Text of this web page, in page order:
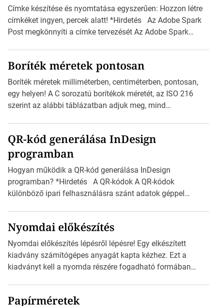
Címke készítése és nyomtatása egyszerűen: Hozzon létre
címkéket ingyen, percek alatt! *Hirdetés Az Adobe Spark
Post megkönnyíti a címke tervezését Az Adobe Spark
igazán foroghatnak a kreatív fogaskerekek, miközben
zajlik a saját címke készítése. Hogyan készítsünk címkét?
Válasszon méretet és alakot: Válassza ki a kívánt címke
méretét. Akár néhány […]
Boríték méretek pontosan
Boríték méretek milliméterben, centiméterben, pontosan,
egy helyen! A C sorozatú borítékok méretét, az ISO 216
szerint az alábbi táblázatban adjuk meg, mind
mutatja az A4-es papírlaphoz viszonyítva. Az amerikai és
észak-amerikai boríték méretére az ISO 216 nem
vonatkozik. Boríték méretének táblázata C0-tól […]
QR-kód generálása InDesign
programban
Hogyan működik a QR-kód generálása InDesign
programban? *Hirdetés A QR-kódok A QR-kódok
különböző ipari felhasználásra szánt adatok géppel
okostelefonjára telepíthet egy QR-kód-leolvasó
alkalmazást, ami leolvasni és dekódolni képes az URL-
információt és átirányítja a telefon böngészőjét a cég
weblapjára. A QR-kód beolvasása után a felhasználó
Nyomdai előkészítés
Nyomdai előkészítés lépésről lépésre! Egy elkészített
kiadvány számítógépes anyagát kapta kézhez. Ezt a
kiadványt kell a nyomda részére fogadható formában
Illustratorban készült vektorgrafika. *Hirdetés Minden
Papírméretek